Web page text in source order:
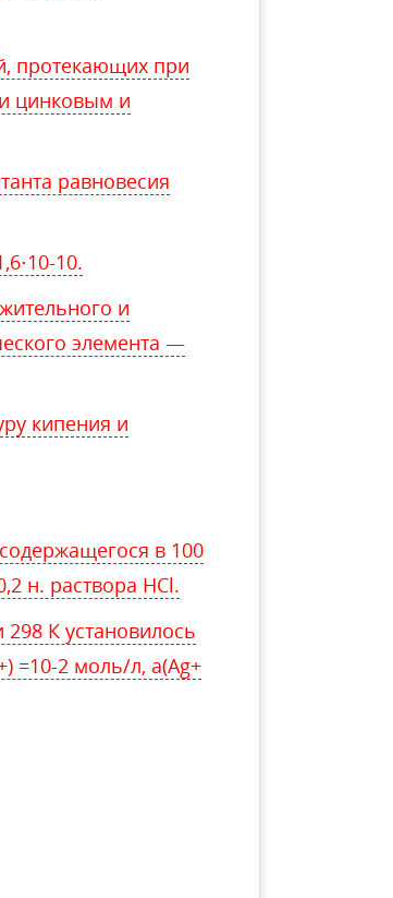
протекающих при
цинковым и
равновесия
10.
и
элемента —
кипения и
в 100
н. раствора HCl.
К установилось
=10-2 моль/л, а(Ag+